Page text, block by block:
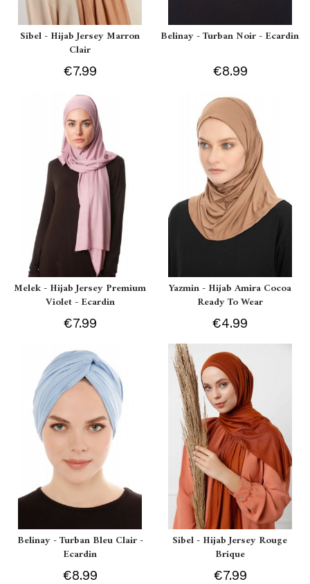
Sibel - Hijab Jersey Marron
Clair
€7.99
Belinay - Turban Noir - Ecardin
€8.99
Melek - Hijab Jersey Premium
Violet - Ecardin
€7.99
Yazmin - Hijab Amira Cocoa
Ready To Wear
€4.99
Belinay - Turban Bleu Clair -
Ecardin
€8.99
Sibel - Hijab Jersey Rouge
Brique
€7.99